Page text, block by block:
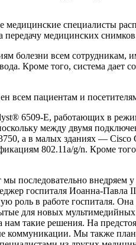
специалисты
передачу медицинских
всем сотрудникам,
Кроме того, система дает
пациентам и
6509-E, работающих в
между двумя
а в малых зданиях — Cisco
802.11a/g/n. Кроме
внедряем у
госпиталя Иоанна-
роль в работе госпиталя.
для новых
нам такие решения. На
коммуникации. Мы также